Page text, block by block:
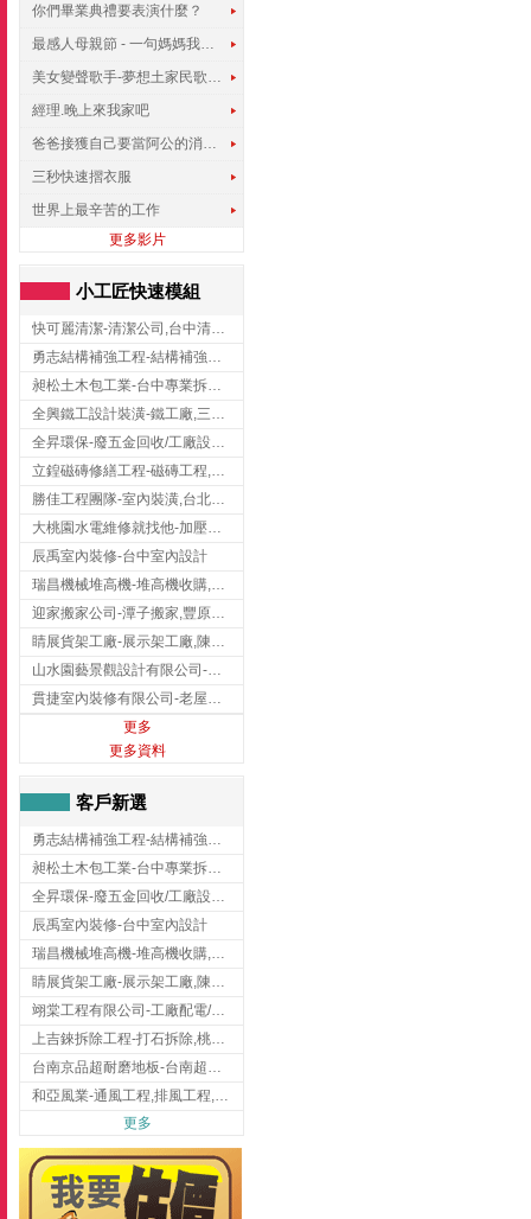
你們畢業典禮要表演什麼？
最感人母親節 - 一句媽媽我愛你
美女變聲歌手-夢想土家民歌傳遍世界
經理.晚上來我家吧
爸爸接獲自己要當阿公的消息，反應史上最可愛!!!
三秒快速摺衣服
世界上最辛苦的工作
更多影片
小工匠快速模組
快可麗清潔-清潔公司,台中清潔公司,台中居家清潔
勇志結構補強工程-結構補強工程 ,桃園結構補強工程,龍潭結構補強工程
昶松土木包工業-台中專業拆除工程/挖土機出租
全興鐵工設計裝潢-鐵工廠,三峽鐵工廠,台北鐵工廠
全昇環保-廢五金回收/工廠設備收購/機械設備回收/高價收購廠房設備
立鍠磁磚修繕工程-磁磚工程,磁磚修補,新竹磁磚工程
勝佳工程團隊-室內裝潢,台北房屋裝修,三重室內裝修
大桃園水電維修就找他-加壓馬達,抽水馬達,桃園水電行,中壢水電
辰禹室內裝修-台中室內設計
瑞昌機械堆高機-堆高機收購,新北市堆高機,桃園堆高機
迎家搬家公司-潭子搬家,豐原搬家,大雅搬家,大甲搬家,台中推薦搬家,台中搬家
睛展貨架工廠-展示架工廠,陳列架,台中展示架工廠
山水園藝景觀設計有限公司-景觀工程,景觀設計,新竹園藝工程,新竹景觀設計
貫捷室內裝修有限公司-老屋翻新工程,台中老屋翻新工程,台中舊屋翻新
更多
更多資料
客戶新選
勇志結構補強工程-結構補強工程 ,桃園結構補強工程,龍潭結構補強工程
昶松土木包工業-台中專業拆除工程/挖土機出租
全昇環保-廢五金回收/工廠設備收購/機械設備回收/高價收購廠房設備
辰禹室內裝修-台中室內設計
瑞昌機械堆高機-堆高機收購,新北市堆高機,桃園堆高機
睛展貨架工廠-展示架工廠,陳列架,台中展示架工廠
翊棠工程有限公司-工廠配電/高雄消防機電公司
上吉錸拆除工程-打石拆除,桃園打石拆除,桃園拆除工程
台南京品超耐磨地板-台南超耐磨地板
和亞風業-通風工程,排風工程,彰化通風工程,彰化排風工程
更多